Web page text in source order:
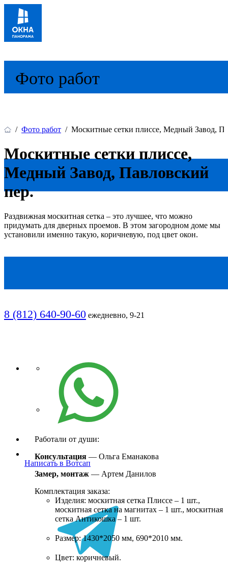
8 (812) 640-90-60 ежедневно, 9-21
Написать в Вотсап
Фото работ
/ Фото работ / Москитные сетки плиссе, Медный Завод,
Москитные сетки плиссе,
Медный Завод, Павловский
пер.
Раздвижная москитная сетка – это лучшее, что можно
придумать для дверных проемов. В этом загородном доме мы
установили именно такую, коричневую, под цвет окон.
Работали от души:
Консультация — Ольга Еманакова
Замер, монтаж — Артем Данилов
Комплектация заказа:
Изделия: москитная сетка Плиссе – 1 шт.,
москитная сетка на магнитах – 1 шт., москитная
сетка Антикошка – 1 шт.
Размер: 1430*2050 мм, 690*2010 мм.
Цвет: коричневый.